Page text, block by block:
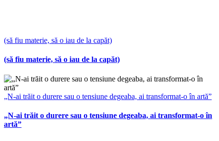
(să fiu materie, să o iau de la capăt)
(să fiu materie, să o iau de la capăt)
„N-ai trăit o durere sau o tensiune degeaba, ai transformat-o în artă”
„N-ai trăit o durere sau o tensiune degeaba, ai transformat-o în
artă”